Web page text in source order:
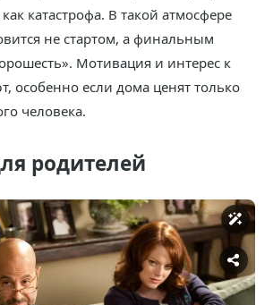
катастрофа. В такой атмосфере
не стартом, а финальным
Мотивация и интерес к
особенно если дома ценят только
человека.
родителей